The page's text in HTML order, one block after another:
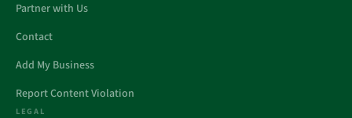
Partner with Us
Contact
Add My Business
Report Content Violation
LEGAL